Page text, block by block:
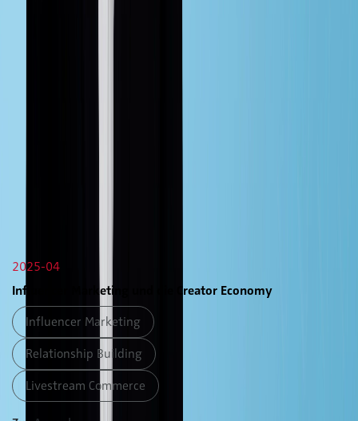
2025-04
Influencer Marketing und die Creator Economy
Influencer Marketing
Relationship Building
Livestream Commerce